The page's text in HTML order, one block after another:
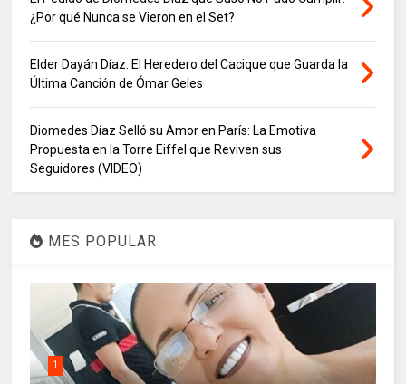
¿Por qué Nunca se Vieron en el Set?
Elder Dayán Díaz: El Heredero del Cacique que Guarda la
Última Canción de Ómar Geles
Diomedes Díaz Selló su Amor en París: La Emotiva
Propuesta en la Torre Eiffel que Reviven sus
Seguidores (VIDEO)
MES POPULAR
1